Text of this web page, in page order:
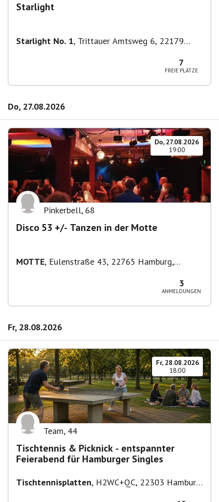
Starlight
Starlight No. 1, Trittauer Amtsweg 6, 22179
7
FREIE PLÄTZE
Do, 27.08.2026
Do, 27.08.2026
19:00
Pinkerbell, 68
Disco 53 +/- Tanzen in der Motte
MOTTE, Eulenstraße 43, 22765 Hamburg,
3
ANMELDUNGEN
Fr, 28.08.2026
Fr, 28.08.2026
18:00
Team, 44
Tischtennis & Picknick - entspannter
Feierabend für Hamburger Singles
Tischtennisplatten, H2WC+QC, 22303 Hamburg,